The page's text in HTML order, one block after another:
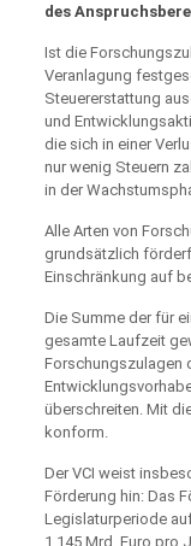
des
Ist die
Veranlagung
Steuererstattung
und
die sich in einer
nur wenig Steuern
in der
Alle Arten von
grundsätzlich
Einschränkung auf
Die Summe der für
gesamte Laufzeit
Forschungszulagen
überschreiten. Mit
konform.
Der VCI weist
Förderung hin: Das
Legislaturperiode
1,145 Mrd. Euro pro